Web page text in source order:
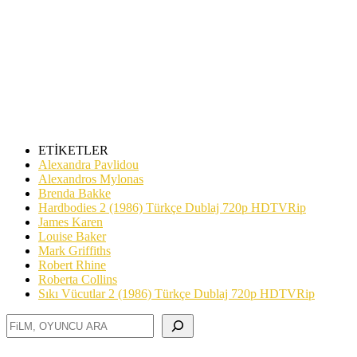
ETİKETLER
Alexandra Pavlidou
Alexandros Mylonas
Brenda Bakke
Hardbodies 2 (1986) Türkçe Dublaj 720p HDTVRip
James Karen
Louise Baker
Mark Griffiths
Robert Rhine
Roberta Collins
Sıkı Vücutlar 2 (1986) Türkçe Dublaj 720p HDTVRip
Ara